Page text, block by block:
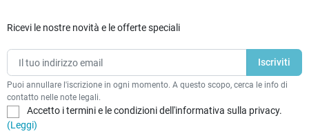
Ricevi le nostre novità e le offerte speciali
Puoi annullare l'iscrizione in ogni momento. A questo scopo, cerca le info di
contatto nelle note legali.
Accetto i termini e le condizioni dell'informativa sulla privacy.
(Leggi)